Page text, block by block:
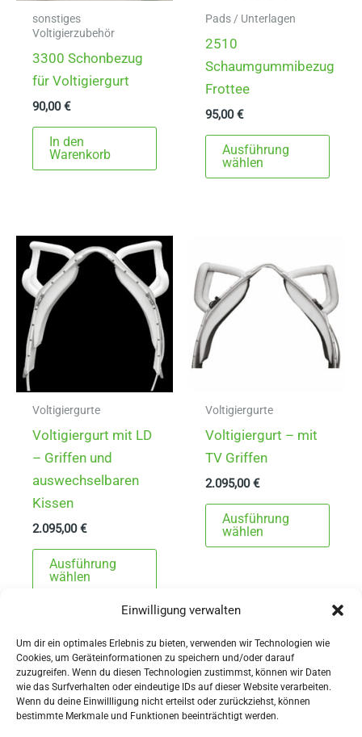
Einwilligung verwalten
Um dir ein optimales Erlebnis zu bieten, verwenden wir Technologien wie
Cookies, um Geräteinformationen zu speichern und/oder darauf
zuzugreifen. Wenn du diesen Technologien zustimmst, können wir Daten
wie das Surfverhalten oder eindeutige IDs auf dieser Website verarbeiten.
Wenn du deine Einwillligung nicht erteilst oder zurückziehst, können
bestimmte Merkmale und Funktionen beeinträchtigt werden.
sonstiges
Voltigierzubehör
3300 Schonbezug
für Voltigiergurt
90,00€
In den
Warenkorb
Pads / Unterlagen
2510
Schaumgummibezug
Frottee
95,00€
Ausführung
wählen
Die
auf
der
Voltigiergurte
Voltigiergurt mit LD
– Griffen und
auswechselbaren
Kissen
2.095,00€
Ausführung
wählen
Dieses
mehrere
Varianten
auf.
Die
Optionen
Voltigiergurte
Voltigiergurt – mit
TV Griffen
2.095,00€
Ausführung
wählen
auf.
Die
AGBs